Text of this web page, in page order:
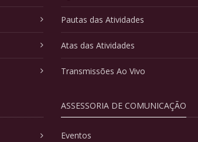
Pautas das Atividades
Atas das Atividades
Transmissões Ao Vivo
ASSESSORIA DE COMUNICAÇÃO
Eventos